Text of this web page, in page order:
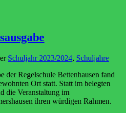
Schuljahr 2023/2024, Schuljahre
der Regelschule Bettenhausen fand
Ort statt. Statt im belegten
die Veranstaltung im
ihren würdigen Rahmen.